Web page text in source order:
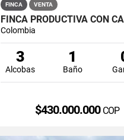
FINCA VENTA
Colombia
3
Alcobas
1
Baño
$430.000.000 COP